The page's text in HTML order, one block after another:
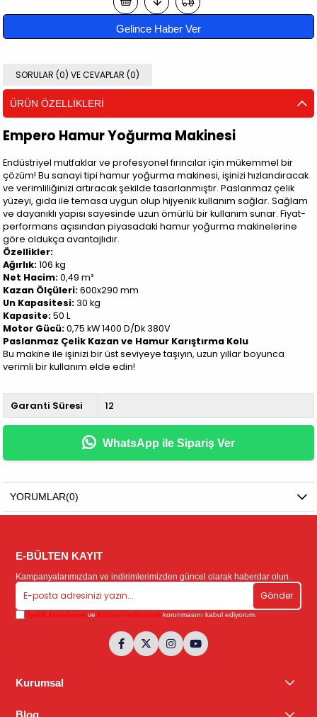
Gelince Haber Ver
SORULAR (0) VE CEVAPLAR (0)
ÜRÜN ÖZELLIKLERI
Empero Hamur Yoğurma Makinesi
Endüstriyel mutfaklar ve profesyonel fırıncılar için mükemmel bir
çözüm! Bu sanayi tipi hamur yoğurma makinesi, işinizi hızlandıracak
ve verimliliğinizi artıracak şekilde tasarlanmıştır. Paslanmaz çelik
yüzeyi, gıda ile temasa uygun olup hijyenik kullanım sağlar. Sağlam
ve dayanıklı yapısı sayesinde uzun ömürlü bir kullanım sunar. Fiyat-
performans açısından piyasadaki hamur yoğurma makinelerine
göre oldukça avantajlıdır.
Özellikler:
Ağırlık:106 kg
Net Hacim:0,49 m³
Kazan Ölçüleri:600x290 mm
Un Kapasitesi: 30 kg
Kapasite:50 L
Motor Gücü:0,75 kW 1400 D/Dk 380V
Paslanmaz Çelik Kazan ve Hamur Karıştırma Kolu
Bu makine ile işinizi bir üst seviyeye taşıyın, uzun yıllar boyunca
verimli bir kullanım elde edin!
Garanti Süresi 12
WhatsApp ile Sipariş Ver
YORUMLAR(0)
E-BÜLTEN KAYIT
Kampanyalarımızdan ve indirimlerimizden güncel olarak haberdar olun.
Gönder
Üyelik koşullarını ve kişisel verilerimin korunmasını kabul ediyorum.
Kurumsal
Blog